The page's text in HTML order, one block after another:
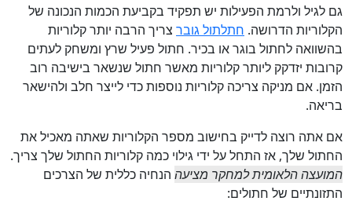
גם לגיל ולרמת הפעילות יש תפקיד בקביעת הכמות הנכונה של
הקלוריות הדרושה. חתלתול גובר צריך הרבה יותר קלוריות
בהשוואה לחתול בוגר או בכיר. חתול פעיל שרץ ומשחק לעתים
קרובות יזדקק ליותר קלוריות מאשר חתול שנשאר בישיבה רוב
הזמן. אם מניקה צריכה קלוריות נוספות כדי לייצר חלב ולהישאר
בריאה.
אם אתה רוצה לדייק בחישוב מספר הקלוריות שאתה מאכיל את
החתול שלך, אז התחל על ידי גילוי כמה קלוריות החתול שלך צריך.
המועצה הלאומית למחקר מציעה הנחיה כללית של הצרכים
התזונתיים של חתולים: